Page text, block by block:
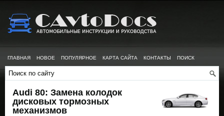
ГЛАВНАЯ НОВОЕ ПОПУЛЯРНОЕ КАРТА САЙТА КОНТАКТЫ ПОИСК
Audi 80: Замена колодок
дисковых тормозных
механизмов